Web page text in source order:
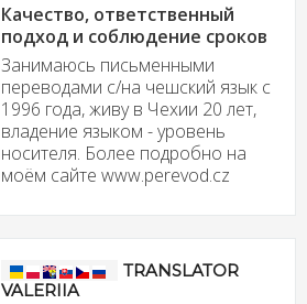
Качество, ответственный
подход и соблюдение сроков
Занимаюсь письменными
переводами с/на чешский язык с
1996 года, живу в Чехии 20 лет,
владение языком - уровень
носителя. Более подробно на
моём сайте www.perevod.cz
TRANSLATOR
VALERIIA